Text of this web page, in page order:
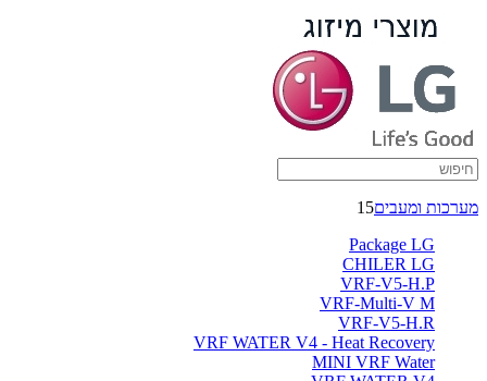
מערכות ומעבים15
Package LG
CHILER LG
VRF-V5-H.P
VRF-Multi-V M
VRF-V5-H.R
VRF WATER V4 - Heat Recovery
MINI VRF Water